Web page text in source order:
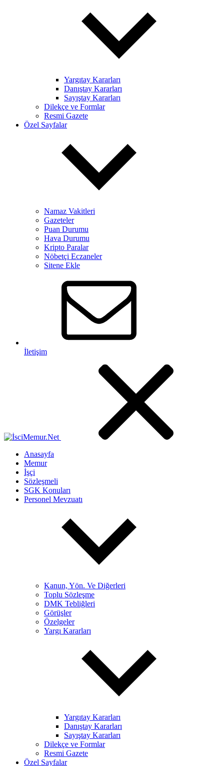
Yargıtay Kararları
Danıştay Kararları
Sayıştay Kararları
Dilekçe ve Formlar
Resmi Gazete
Özel Sayfalar
Namaz Vakitleri
Gazeteler
Puan Durumu
Hava Durumu
Kripto Paralar
Nöbetçi Eczaneler
Sitene Ekle
İletişim
Anasayfa
Memur
İşçi
Sözleşmeli
SGK Konuları
Personel Mevzuatı
Kanun, Yön. Ve Diğerleri
Toplu Sözleşme
DMK Tebliğleri
Görüşler
Özelgeler
Yargı Kararları
Yargıtay Kararları
Danıştay Kararları
Sayıştay Kararları
Dilekçe ve Formlar
Resmi Gazete
Özel Sayfalar